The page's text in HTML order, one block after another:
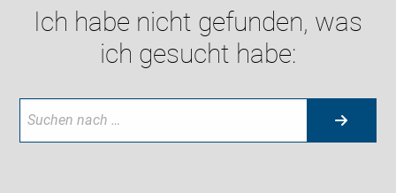
Ich habe nicht gefunden, was
ich gesucht habe: